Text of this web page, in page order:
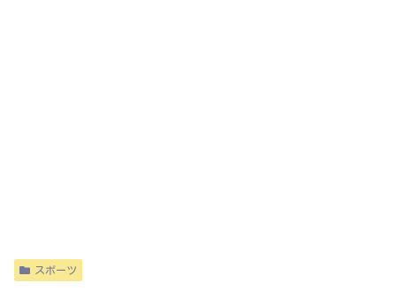
スポーツ